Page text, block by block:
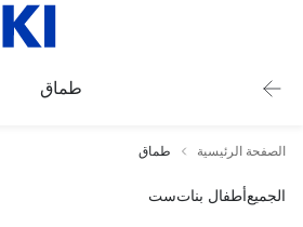
طماق
الصفحة الرئيسية طماق
الجميعأطفال بناتست